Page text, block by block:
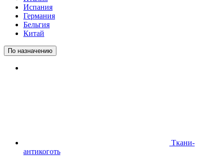
Испания
Германия
Бельгия
Китай
По назначению
Ткани-
антикоготь